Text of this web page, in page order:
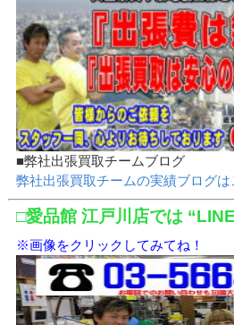
■弊社出張買取チームブログ
弊社出張買取チームの実績ブログは
□愛品館 江戸川店では
※画像をクリックしてみてね！